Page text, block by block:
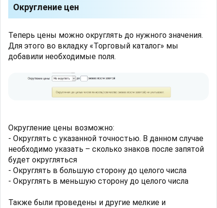
Округление цен
Теперь цены можно округлять до нужного значения.
Для этого во вкладку «Торговый каталог» мы
добавили необходимые поля.
Округление цены возможно:
- Округлять с указанной точностью. В данном случае
необходимо указать – сколько знаков после запятой
будет округляться
- Округлять в большую сторону до целого числа
- Округлять в меньшую сторону до целого числа
Также были проведены и другие мелкие и